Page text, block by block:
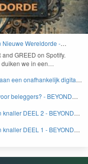
Nieuwe Wereldorde -
and GREED on Spo­ti­fy.
duiken we in een…
een onafhankelijk digitaal
beleggers? - BEYOND
DEEL 2 - BEYOND
DEEL 1 - BEYOND